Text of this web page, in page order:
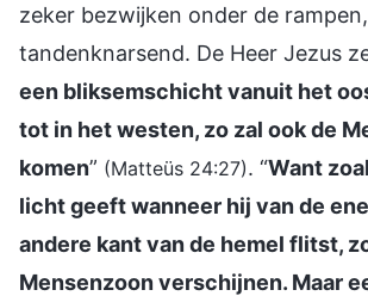
zeker bezwijken onder de
tandenknarsend. De Heer Jezus
een bliksemschicht vanuit het
tot in het westen, zo zal ook de
komen” (Matteüs 24:27). “Want
licht geeft wanneer hij van de
andere kant van de hemel flitst,
Mensenzoon verschijnen. Maar